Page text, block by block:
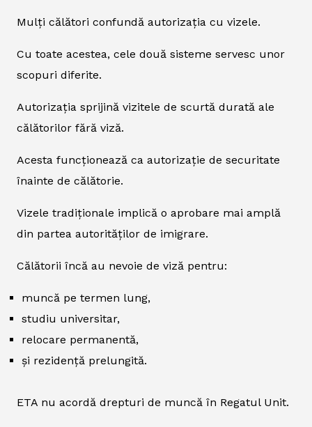
Mulți călători confundă autorizația cu vizele.
Cu toate acestea, cele două sisteme servesc unor
scopuri diferite.
Autorizația sprijină vizitele de scurtă durată ale
călătorilor fără viză.
Acesta funcționează ca autorizație de securitate
înainte de călătorie.
Vizele tradiționale implică o aprobare mai amplă
din partea autorităților de imigrare.
Călătorii încă au nevoie de viză pentru:
muncă pe termen lung,
studiu universitar,
relocare permanentă,
și rezidență prelungită.
ETA nu acordă drepturi de muncă în Regatul Unit.